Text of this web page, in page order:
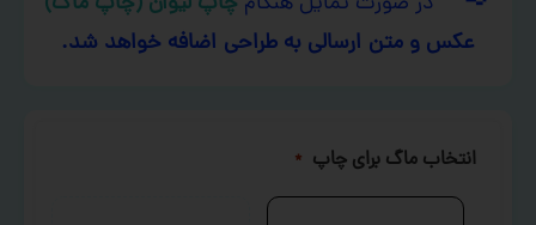
عکس و متن ارسالی به طراحی اضافه خواهد شد.
انتخاب ماگ برای چاپ *